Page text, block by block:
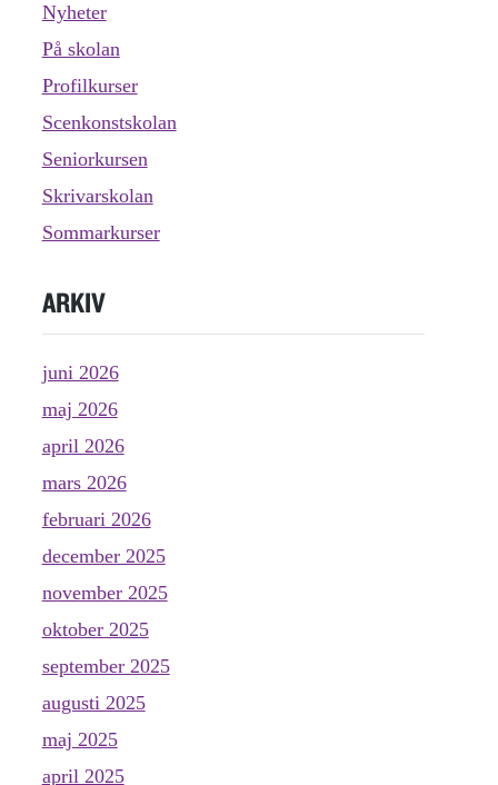
Nyheter
På skolan
Profilkurser
Scenkonstskolan
Seniorkursen
Skrivarskolan
Sommarkurser
ARKIV
juni 2026
maj 2026
april 2026
mars 2026
februari 2026
december 2025
november 2025
oktober 2025
september 2025
augusti 2025
maj 2025
april 2025